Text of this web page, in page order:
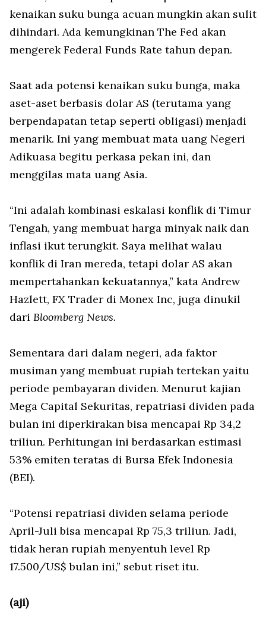
kenaikan suku bunga acuan mungkin akan sulit
dihindari. Ada kemungkinan The Fed akan
mengerek Federal Funds Rate tahun depan.
Saat ada potensi kenaikan suku bunga, maka
aset-aset berbasis dolar AS (terutama yang
berpendapatan tetap seperti obligasi) menjadi
menarik. Ini yang membuat mata uang Negeri
Adikuasa begitu perkasa pekan ini, dan
menggilas mata uang Asia.
“Ini adalah kombinasi eskalasi konflik di Timur
Tengah, yang membuat harga minyak naik dan
inflasi ikut terungkit. Saya melihat walau
konflik di Iran mereda, tetapi dolar AS akan
mempertahankan kekuatannya,” kata Andrew
Hazlett, FX Trader di Monex Inc, juga dinukil
dari Bloomberg News.
Sementara dari dalam negeri, ada faktor
musiman yang membuat rupiah tertekan yaitu
periode pembayaran dividen. Menurut kajian
Mega Capital Sekuritas, repatriasi dividen pada
bulan ini diperkirakan bisa mencapai Rp 34,2
triliun. Perhitungan ini berdasarkan estimasi
53% emiten teratas di Bursa Efek Indonesia
(BEI).
“Potensi repatriasi dividen selama periode
April-Juli bisa mencapai Rp 75,3 triliun. Jadi,
tidak heran rupiah menyentuh level Rp
17.500/US$ bulan ini,” sebut riset itu.
(aji)